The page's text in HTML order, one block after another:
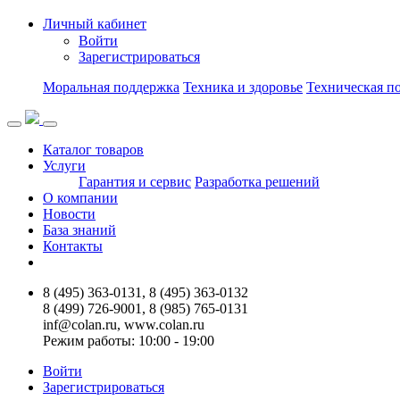
Личный кабинет
Войти
Зарегистрироваться
Моральная поддержка Техника и здоровье Техническая
Каталог товаров
Услуги
Гарантия и сервис Разработка решений
О компании
Новости
База знаний
Контакты
8 (495) 363-0131, 8 (495) 363-0132
8 (499) 726-9001, 8 (985) 765-0131
inf@colan.ru, www.colan.ru
Режим работы: 10:00 - 19:00
Войти
Зарегистрироваться